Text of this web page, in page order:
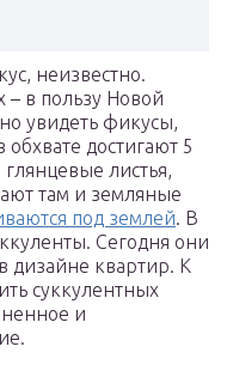
неизвестно.
– в пользу Новой
увидеть фикусы,
достигают 5
листья,
там и земляные
под землей. В
Сегодня они
дизайне квартир. К
суккулентных
и